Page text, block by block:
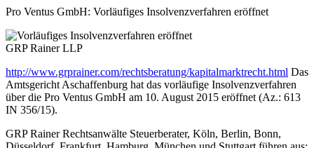
Pro Ventus GmbH: Vorläufiges Insolvenzverfahren eröffnet
GRP Rainer LLP
http://www.grprainer.com/rechtsberatung/kapitalmarktrecht.html Das
Amtsgericht Aschaffenburg hat das vorläufige Insolvenzverfahren
über die Pro Ventus GmbH am 10. August 2015 eröffnet (Az.: 613
IN 356/15).
GRP Rainer Rechtsanwälte Steuerberater, Köln, Berlin, Bonn,